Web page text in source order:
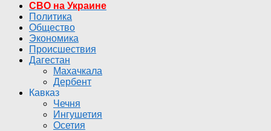
СВО на Украине
Политика
Общество
Экономика
Происшествия
Дагестан
Махачкала
Дербент
Кавказ
Чечня
Ингушетия
Осетия